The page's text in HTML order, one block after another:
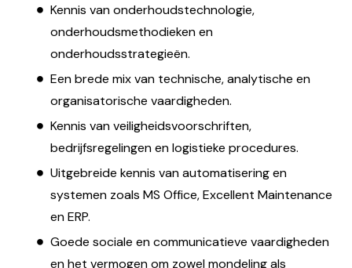
Kennis van onderhoudstechnologie,
onderhoudsmethodieken en
onderhoudsstrategieën.
Een brede mix van technische, analytische en
organisatorische vaardigheden.
Kennis van veiligheidsvoorschriften,
bedrijfsregelingen en logistieke procedures.
Uitgebreide kennis van automatisering en
systemen zoals MS Office, Excellent Maintenance
en ERP.
Goede sociale en communicatieve vaardigheden
en het vermogen om zowel mondeling als